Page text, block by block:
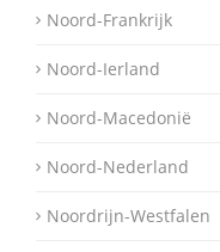
Noord-Frankrijk
Noord-Ierland
Noord-Macedonië
Noord-Nederland
Noordrijn-Westfalen